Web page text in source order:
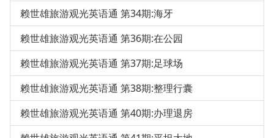
赖世雄旅游观光英语通 第34期:海牙
赖世雄旅游观光英语通 第36期:在公园
赖世雄旅游观光英语通 第37期:足球场
赖世雄旅游观光英语通 第38期:整理行囊
赖世雄旅游观光英语通 第40期:办理退房